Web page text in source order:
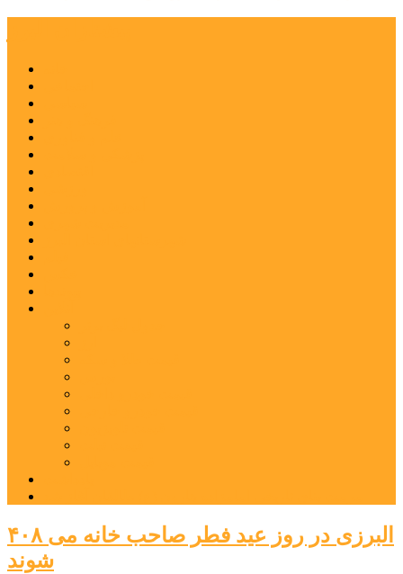
۴۰۸ البرزی در روز عید فطر صاحب خانه می
شوند